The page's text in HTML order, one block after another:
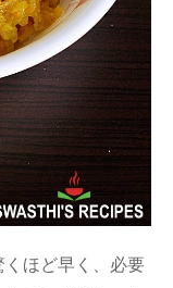
ほど早く、必要